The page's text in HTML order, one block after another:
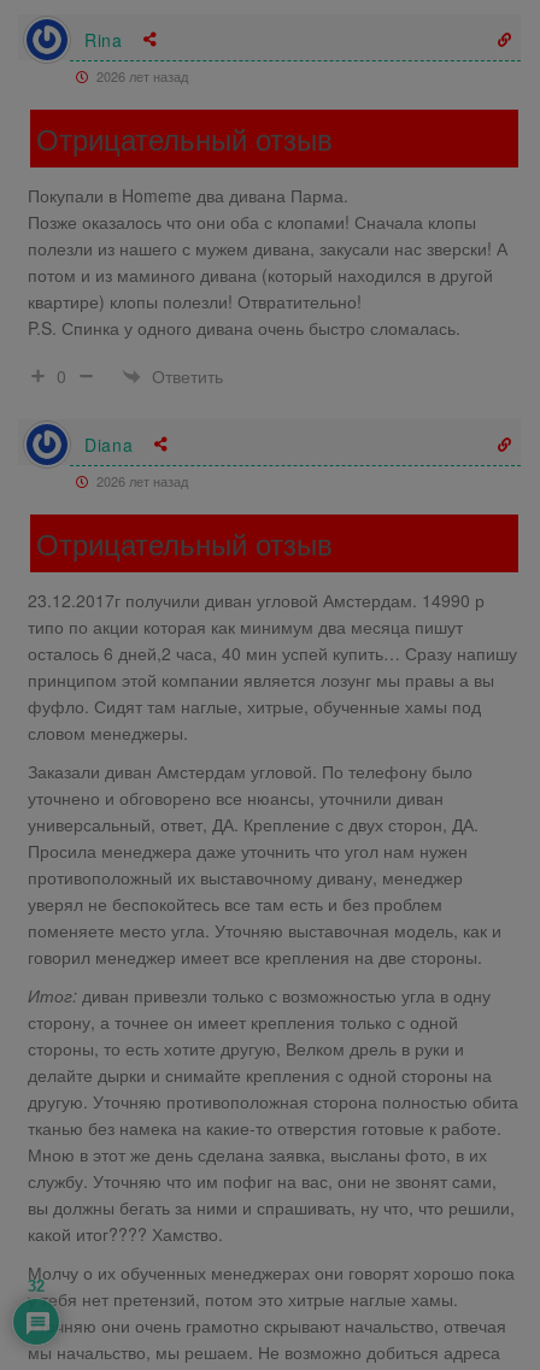
Rina
2026 лет назад
Отрицательный отзыв
Покупали в Homeme два дивана Парма.
Позже оказалось что они оба с клопами! Сначала клопы
полезли из нашего с мужем дивана, закусали нас зверски! А
потом и из маминого дивана (который находился в другой
квартире) клопы полезли! Отвратительно!
P.S. Спинка у одного дивана очень быстро сломалась.
0
Ответить
Diana
2026 лет назад
Отрицательный отзыв
23.12.2017г получили диван угловой Амстердам. 14990 р
типо по акции которая как минимум два месяца пишут
осталось 6 дней,2 часа, 40 мин успей купить… Сразу напишу
принципом этой компании является лозунг мы правы а вы
фуфло. Сидят там наглые, хитрые, обученные хамы под
словом менеджеры.
Заказали диван Амстердам угловой. По телефону было
уточнено и обговорено все нюансы, уточнили диван
универсальный, ответ, ДА. Крепление с двух сторон, ДА.
Просила менеджера даже уточнить что угол нам нужен
противоположный их выставочному дивану, менеджер
уверял не беспокойтесь все там есть и без проблем
поменяете место угла. Уточняю выставочная модель, как и
говорил менеджер имеет все крепления на две стороны.
Итог: диван привезли только с возможностью угла в одну
сторону, а точнее он имеет крепления только с одной
стороны, то есть хотите другую, Велком дрель в руки и
делайте дырки и снимайте крепления с одной стороны на
другую. Уточняю противоположная сторона полностью обита
тканью без намека на какие-то отверстия готовые к работе.
Мною в этот же день сделана заявка, высланы фото, в их
службу. Уточняю что им пофиг на вас, они не звонят сами,
вы должны бегать за ними и спрашивать, ну что, что решили,
какой итог???? Хамство.
Молчу о их обученных менеджерах они говорят хорошо пока
у тебя нет претензий, потом это хитрые наглые хамы.
Уточняю они очень грамотно скрывают начальство, отвечая
мы начальство, мы решаем. Не возможно добиться адреса
32